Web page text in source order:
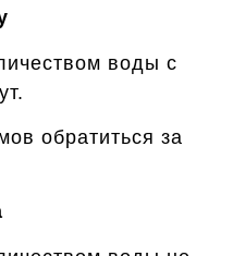
воды с
обратиться за